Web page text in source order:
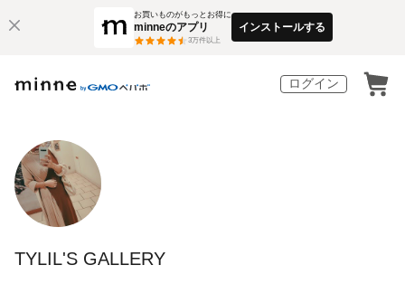
お買いものがもっとお得に
minneのアプリ
3万件以上
インストールする
ログイン
TYLIL'S GALLERY